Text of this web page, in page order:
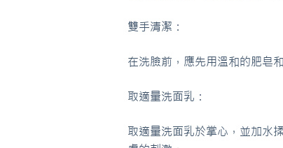
雙手清潔：
在洗臉前，應先用溫和的肥皂
取適量洗面乳：
取適量洗面乳於掌心，並加水